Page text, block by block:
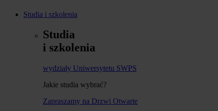
Studia i szkolenia
Studia
i szkolenia
wydziały Uniwersytetu SWPS
Jakie studia wybrać?
Zapraszamy na Drzwi Otwarte